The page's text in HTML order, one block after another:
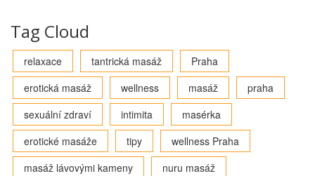
Tag Cloud
relaxace tantrická masáž
Praha
erotická masáž
wellness masáž
praha
sexuální zdraví
intimita
masérka
erotické masáže
tipy
wellness Praha
masáž lávovými kameny
nuru masáž